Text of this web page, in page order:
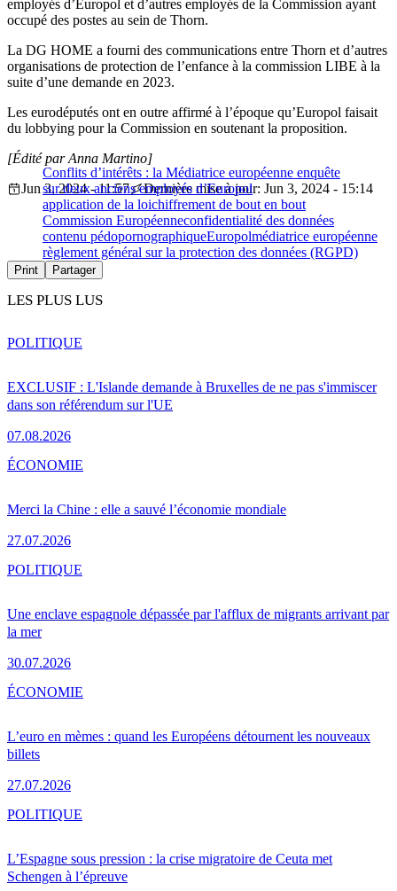
employés d’Europol et d’autres employés de la Commission ayant
occupé des postes au sein de Thorn.
La DG HOME a fourni des communications entre Thorn et d’autres
organisations de protection de l’enfance à la commission LIBE à la
suite d’une demande en 2023.
Les eurodéputés ont en outre affirmé à l’époque qu’Europol faisait
du lobbying pour la Commission en soutenant la proposition.
Conflits d’intérêts : la Médiatrice européenne enquête
sur deux anciens employés d’Europol
[Édité par Anna Martino]
Jun 3, 2024 - 11:57
Dernière mise à jour: Jun 3, 2024 - 15:14
application de la loichiffrement de bout en bout
Commission Européenneconfidentialité des données
contenu pédopornographiqueEuropolmédiatrice européenne
règlement général sur la protection des données (RGPD)
Print Partager
LES PLUS LUS
EXCLUSIF : L'Islande demande à Bruxelles de ne pas s'immiscer
dans son référendum sur l'UE
07.08.2026
POLITIQUE
Merci la Chine : elle a sauvé l’économie mondiale
27.07.2026
ÉCONOMIE
Une enclave espagnole dépassée par l'afflux de migrants arrivant par
la mer
30.07.2026
POLITIQUE
L’euro en mèmes : quand les Européens détournent les nouveaux
billets
27.07.2026
ÉCONOMIE
L’Espagne sous pression : la crise migratoire de Ceuta met
Schengen à l’épreuve
POLITIQUE